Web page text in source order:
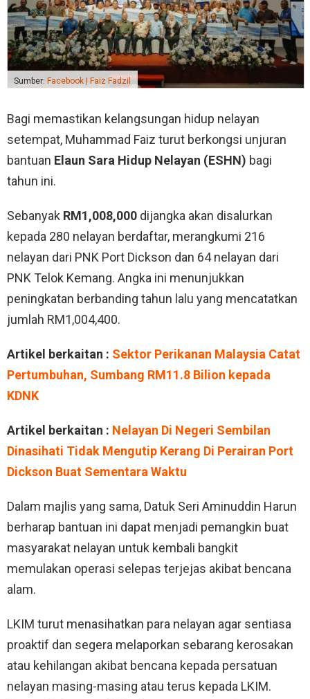
Sumber: Facebook | Faiz Fadzil
Bagi memastikan kelangsungan hidup nelayan
setempat, Muhammad Faiz turut berkongsi unjuran
bantuan Elaun Sara Hidup Nelayan (ESHN) bagi
tahun ini.
Sebanyak RM1,008,000 dijangka akan disalurkan
kepada 280 nelayan berdaftar, merangkumi 216
nelayan dari PNK Port Dickson dan 64 nelayan dari
PNK Telok Kemang. Angka ini menunjukkan
peningkatan berbanding tahun lalu yang mencatatkan
jumlah RM1,004,400.
Artikel berkaitan : Sektor Perikanan Malaysia Catat
Pertumbuhan, Sumbang RM11.8 Bilion kepada
KDNK
Artikel berkaitan : ⁠Nelayan Di Negeri Sembilan
Dinasihati Tidak Mengutip Kerang Di Perairan Port
Dickson Buat Sementara Waktu
Dalam majlis yang sama, Datuk Seri Aminuddin Harun
berharap bantuan ini dapat menjadi pemangkin buat
masyarakat nelayan untuk kembali bangkit
memulakan operasi selepas terjejas akibat bencana
alam.
LKIM turut menasihatkan para nelayan agar sentiasa
proaktif dan segera melaporkan sebarang kerosakan
atau kehilangan akibat bencana kepada persatuan
nelayan masing-masing atau terus kepada LKIM.